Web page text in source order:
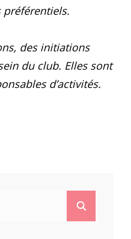
des initiations
du club. Elles sont
d’activités.